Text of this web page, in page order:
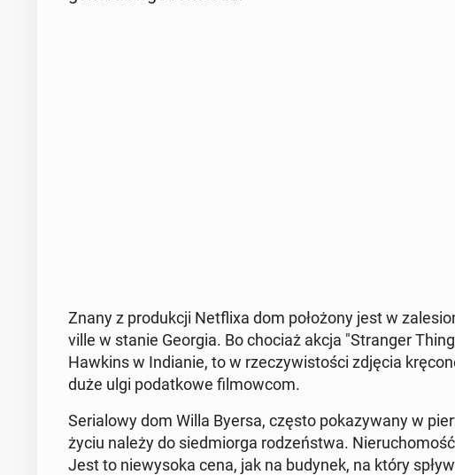
Znany z pro­duk­cji Net­fli­xa dom po­ło­żo­ny jest w
vil­le w stanie Georgia. Bo chociaż akcja "Stran­ger
Hawkins w In­dia­nie, to w rze­czy­wi­sto­ści zdjęcia
duże ulgi po­dat­ko­we fil­mow­com.
Se­ria­lo­wy dom Willa Byersa, często po­ka­zy­wa­ny w
życiu należy do sied­mior­ga ro­dzeń­stwa.
Jest to nie­wy­so­ka cena, jak na budynek, na który